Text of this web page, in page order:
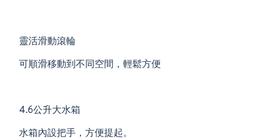
靈活滑動滾輪
可順滑移動到不同空間，輕鬆方便
4.6公升大水箱
水箱內設把手，方便提起。